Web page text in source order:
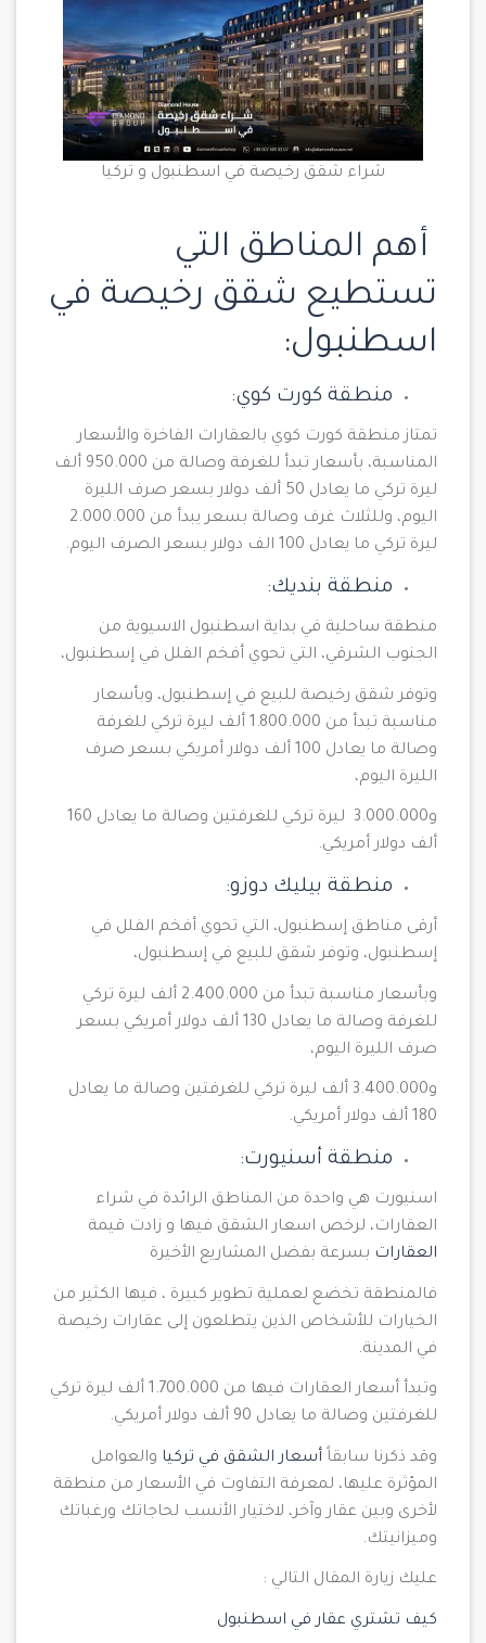
شراء شقق رخيصة في اسطنبول و تركيا
أهم المناطق التي
تستطيع شقق رخيصة في
اسطنبول:
منطقة كورت كوي:
تمتاز منطقة كورت كوي بالعقارات الفاخرة والأسعار
المناسبة، بأسعار تبدأ للغرفة وصالة من 950.000 ألف
ليرة تركي ما يعادل 50 ألف دولار بسعر صرف الليرة
ليرة تركي ما يعادل 100 الف دولار بسعر الصرف اليوم.
منطقة بنديك:
منطقة ساحلية في بداية اسطنبول الاسيوية من
الجنوب الشرقي، التي تحوي أفخم الفلل في إسطنبول،
وتوفر شقق رخيصة للبيع في إسطنبول، وبأسعار
مناسبة تبدأ من 1.800.000 ألف ليرة تركي للغرفة
وصالة ما يعادل 100 ألف دولار أمريكي بسعر صرف
الليرة اليوم،
و3.000.000 ليرة تركي للغرفتين وصالة ما يعادل 160
ألف دولار أمريكي.
منطقة بيليك دوزو:
أرقى مناطق إسطنبول، التي تحوي أفخم الفلل في
إسطنبول، وتوفر شقق للبيع في إسطنبول،
وبأسعار مناسبة تبدأ من 2.400.000 ألف ليرة تركي
للغرفة وصالة ما يعادل 130 ألف دولار أمريكي بسعر
صرف الليرة اليوم،
و3.400.000 ألف ليرة تركي للغرفتين وصالة ما يعادل
180 ألف دولار أمريكي.
منطقة أسنيورت:
اسنيورت هي واحدة من المناطق الرائدة في شراء
العقارات، لرخص اسعار الشقق فيها و زادت قيمة
العقارات بسرعة بفضل المشاريع الأخيرة
فالمنطقة تخضع لعملية تطوير كبيرة ، فيها الكثير من
الخيارات للأشخاص الذين يتطلعون إلى عقارات رخيصة
في المدينة.
وتبدأ أسعار العقارات فيها من 1.700.000 ألف ليرة تركي
للغرفتين وصالة ما يعادل 90 ألف دولار أمريكي.
وقد ذكرنا سابقاً أسعار الشقق في تركيا والعوامل
المؤثرة عليها، لمعرفة التفاوت في الأسعار من منطقة
لأخرى وبين عقار وآخر، لاختيار الأنسب لحاجاتك ورغباتك
وميزانيتك.
عليك زيارة المقال التالي :
كيف تشتري عقار في اسطنبول